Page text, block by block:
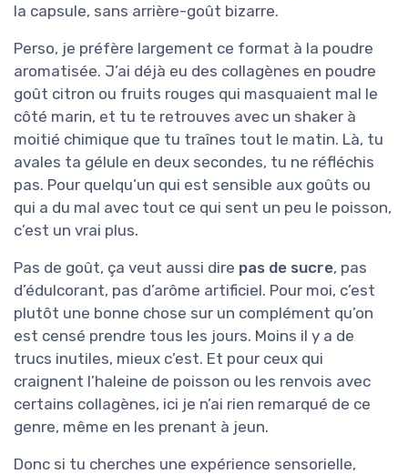
la capsule, sans arrière-goût bizarre.
Perso, je préfère largement ce format à la poudre
aromatisée. J’ai déjà eu des collagènes en poudre
goût citron ou fruits rouges qui masquaient mal le
côté marin, et tu te retrouves avec un shaker à
moitié chimique que tu traînes tout le matin. Là, tu
avales ta gélule en deux secondes, tu ne réfléchis
pas. Pour quelqu’un qui est sensible aux goûts ou
qui a du mal avec tout ce qui sent un peu le poisson,
c’est un vrai plus.
Pas de goût, ça veut aussi dire pas de sucre, pas
d’édulcorant, pas d’arôme artificiel. Pour moi, c’est
plutôt une bonne chose sur un complément qu’on
est censé prendre tous les jours. Moins il y a de
trucs inutiles, mieux c’est. Et pour ceux qui
craignent l’haleine de poisson ou les renvois avec
certains collagènes, ici je n’ai rien remarqué de ce
genre, même en les prenant à jeun.
Donc si tu cherches une expérience sensorielle,